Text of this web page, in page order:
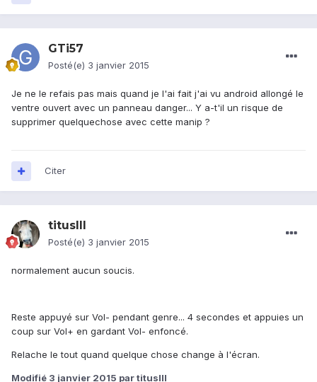
GTi57
Posté(e) 3 janvier 2015
Je ne le refais pas mais quand je l'ai fait j'ai vu android allongé le
ventre ouvert avec un panneau danger... Y a-t'il un risque de
supprimer quelquechose avec cette manip ?
Citer
titusIII
Posté(e) 3 janvier 2015
normalement aucun soucis.
Reste appuyé sur Vol- pendant genre... 4 secondes et appuies un
coup sur Vol+ en gardant Vol- enfoncé.
Relache le tout quand quelque chose change à l'écran.
Modifié 3 janvier 2015 par titusIII